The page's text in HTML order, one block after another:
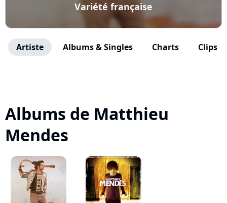
Variété française
Artiste Albums & Singles Charts Clips
Albums de Matthieu
Mendes